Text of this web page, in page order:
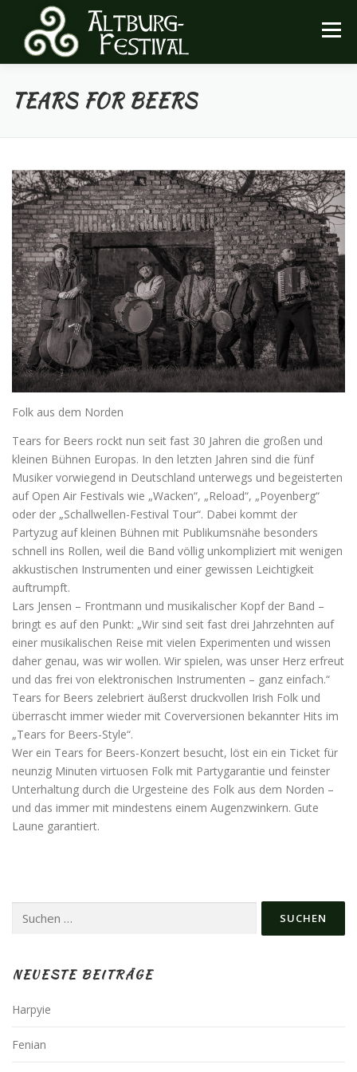
springen
Menü
FESTIVAL INFOS ARCHIV
TEARS FOR BEERS
Folk aus dem Norden
Tears for Beers rockt nun seit fast 30 Jahren die großen und
kleinen Bühnen Europas. In den letzten Jahren sind die fünf
Musiker vorwiegend in Deutschland unterwegs und begeisterten
auf Open Air Festivals wie „Wacken“, „Reload“, „Poyenberg“
oder der „Schallwellen-Festival Tour“. Dabei kommt der
Partyzug auf kleinen Bühnen mit Publikumsnähe besonders
schnell ins Rollen, weil die Band völlig unkompliziert mit wenigen
akkustischen Instrumenten und einer gewissen Leichtigkeit
auftrumpft.
Lars Jensen – Frontmann und musikalischer Kopf der Band –
bringt es auf den Punkt: „Wir sind seit fast drei Jahrzehnten auf
einer musikalischen Reise mit vielen Experimenten und wissen
daher genau, was wir wollen. Wir spielen, was unser Herz erfreut
und das frei von elektronischen Instrumenten – ganz einfach.“
Tears for Beers zelebriert äußerst druckvollen Irish Folk und
überrascht immer wieder mit Coverversionen bekannter Hits im
„Tears for Beers-Style“.
Wer ein Tears for Beers-Konzert besucht, löst ein ein Ticket für
neunzig Minuten virtuosen Folk mit Partygarantie und feinster
Unterhaltung durch die Urgesteine des Folk aus dem Norden –
und das immer mit mindestens einem Augenzwinkern. Gute
Laune garantiert.
Suchen
NEUESTE BEITRÄGE
Harpyie
Fenian